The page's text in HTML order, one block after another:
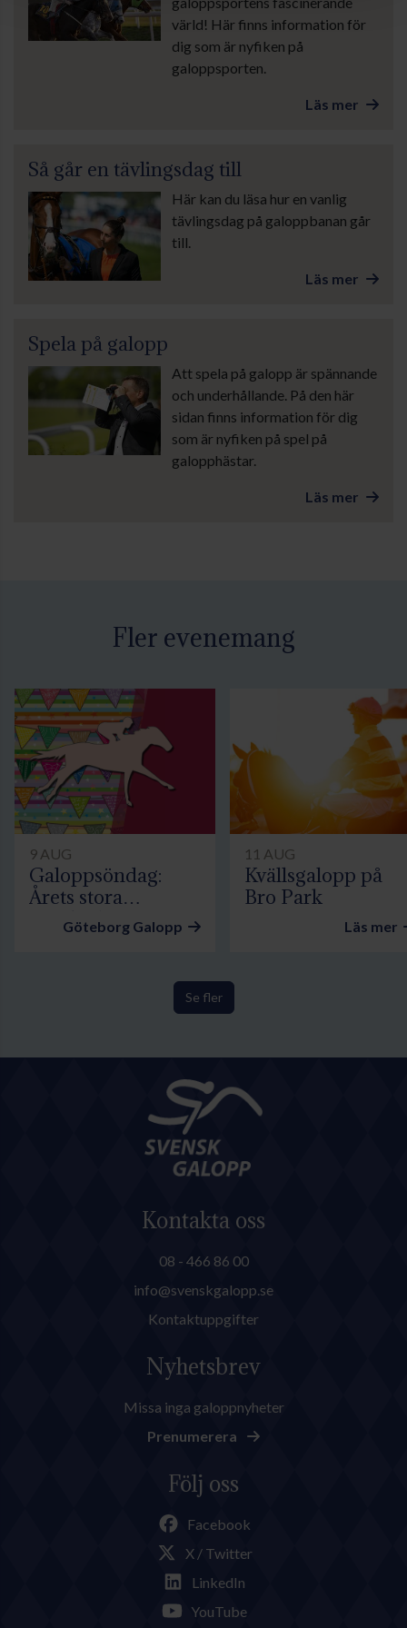
värld! Här finns information för
dig som är nyfiken på
galoppsporten.
Läs mer
Så går en tävlingsdag till
Här kan du läsa hur en vanlig
tävlingsdag på galoppbanan går
till.
Läs mer
Spela på galopp
Att spela på galopp är spännande
och underhållande. På den här
sidan finns information för dig
som är nyfiken på spel på
galopphästar.
Läs mer
Fler evenemang
9 AUG
Galoppsöndag:
Årets stora
familjedag
Göteborg Galopp
11 AUG
Kvällsgalopp på
Bro Park
Läs mer
Se fler
Kontakta oss
08 - 466 86 00
info@svenskgalopp.se
Kontaktuppgifter
Nyhetsbrev
Missa inga galoppnyheter
Prenumerera
Följ oss
Facebook
X / Twitter
LinkedIn
YouTube